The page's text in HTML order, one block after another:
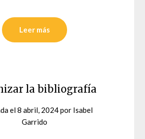
Leer más
la bibliografía
el8 abril, 2024por Isabel
Garrido